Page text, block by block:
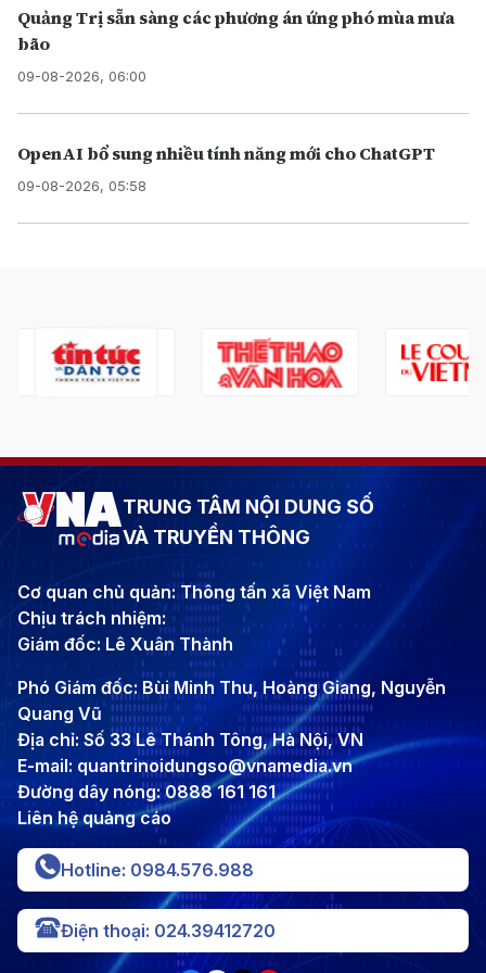
Quảng Trị sẵn sàng các phương án ứng phó mùa mưa
bão
09-08-2026, 06:00
OpenAI bổ sung nhiều tính năng mới cho ChatGPT
09-08-2026, 05:58
TRUNG TÂM NỘI DUNG SỐ
VÀ TRUYỀN THÔNG
Cơ quan chủ quản: Thông tấn xã Việt Nam
Chịu trách nhiệm:
Giám đốc: Lê Xuân Thành
Phó Giám đốc: Bùi Minh Thu, Hoàng Giang, Nguyễn
Quang Vũ
Địa chỉ: Số 33 Lê Thánh Tông, Hà Nội, VN
E-mail: quantrinoidungso@vnamedia.vn
Đường dây nóng: 0888 161 161
Liên hệ quảng cáo
Hotline: 0984.576.988
Điện thoại: 024.39412720